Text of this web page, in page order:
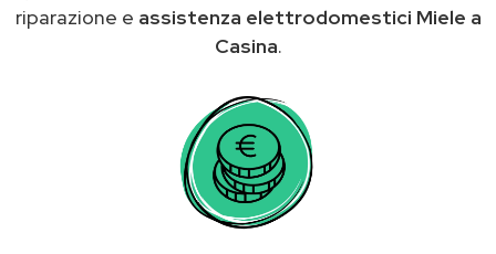
riparazione e assistenza elettrodomestici Miele a
Casina.